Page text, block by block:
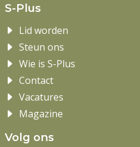
S-Plus
Lid worden
Steun ons
Wie is S-Plus
Contact
Vacatures
Magazine
Volg ons